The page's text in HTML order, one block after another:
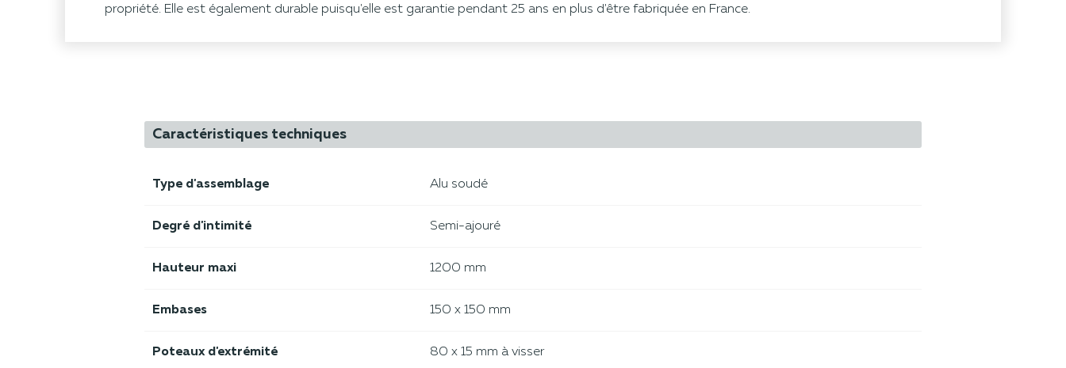
propriété. Elle est également durable puisqu'elle est garantie pendant 25 ans en plus d'être fabriquée en France.
Caractéristiques techniques
Type d'assemblage Alu soudé
Degré d'intimité Semi-ajouré
Hauteur maxi 1200 mm
Embases 150 x 150 mm
Poteaux d'extrémité 80 x 15 mm à visser